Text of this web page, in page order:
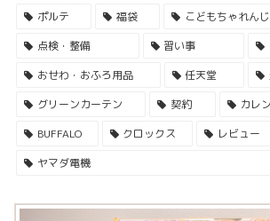
ポルテ
福袋 こどもちゃれんじ
点検・整備
習い事
おせわ・おふろ用品
任天堂
グリーンカーテン
契約 カレ
BUFFALO
クロックス レビュー
ヤマダ電機